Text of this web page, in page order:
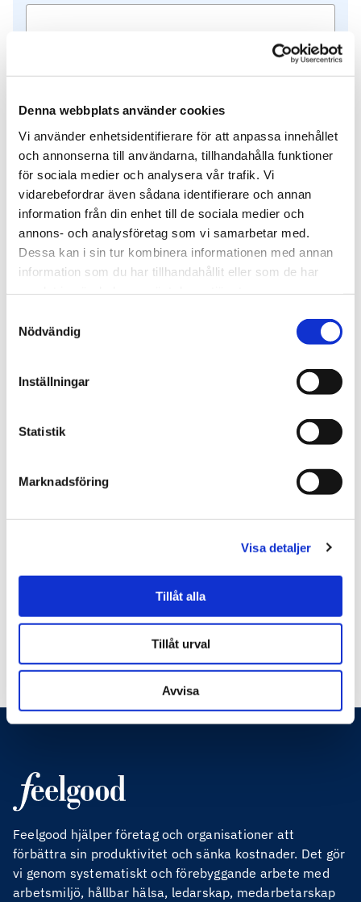
Denna webbplats använder cookies
Vi använder enhetsidentifierare för att anpassa innehållet
och annonserna till användarna, tillhandahålla funktioner
för sociala medier och analysera vår trafik. Vi
vidarebefordrar även sådana identifierare och annan
information från din enhet till de sociala medier och
annons- och analysföretag som vi samarbetar med.
Dessa kan i sin tur kombinera informationen med annan
information som du har tillhandahållit eller som de har
Nödvändig
Inställningar
Statistik
Marknadsföring
Visa detaljer
Tillåt alla
Tillåt urval
Avvisa
Ja
Nej
Jag samtycker till att Feelgood kontaktar mig
angående min förfrågan
avregistrera dig)
du till vårpersonuppgiftspolicy
förhindra automatiska skräppostmeddelanden.
Feelgood hjälper företag och organisationer att
förbättra sin produktivitet och sänka kostnader. Det gör
vi genom systematiskt och förebyggande arbete med
arbetsmiljö, hållbar hälsa, ledarskap, medarbetarskap